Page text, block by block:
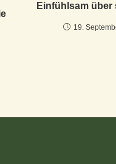
Einfühlsam
19.